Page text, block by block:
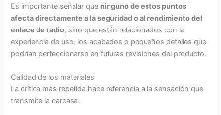
Es importante señalar que ninguno de estos puntos
afecta directamente a la seguridad o al rendimiento del
enlace de radio, sino que están relacionados con la
experiencia de uso, los acabados o pequeños detalles que
podrían perfeccionarse en futuras revisiones del producto.
Calidad de los materiales
La crítica más repetida hace referencia a la sensación que
transmite la carcasa.